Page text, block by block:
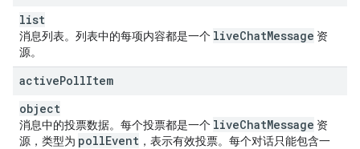
list
消息列表。列表中的每项内容都是一个 liveChatMessage 资
源。
activePollItem
object
消息中的投票数据。每个投票都是一个 liveChatMessage 资
源，类型为 pollEvent ，表示有效投票。每个对话只能包含一